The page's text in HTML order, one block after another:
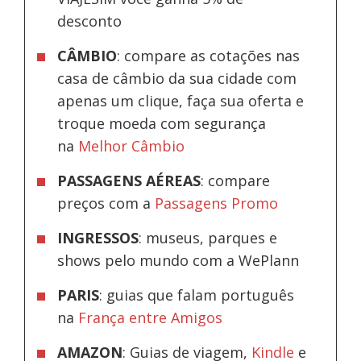
desconto
CÂMBIO: compare as cotações nas
casa de câmbio da sua cidade com
apenas um clique, faça sua oferta e
troque moeda com segurança
na Melhor Câmbio
PASSAGENS AÉREAS: compare
preços com a Passagens Promo
INGRESSOS: museus, parques e
shows pelo mundo com a WePlann
PARIS: guias que falam português
na França entre Amigos
AMAZON: Guias de viagem, Kindle e